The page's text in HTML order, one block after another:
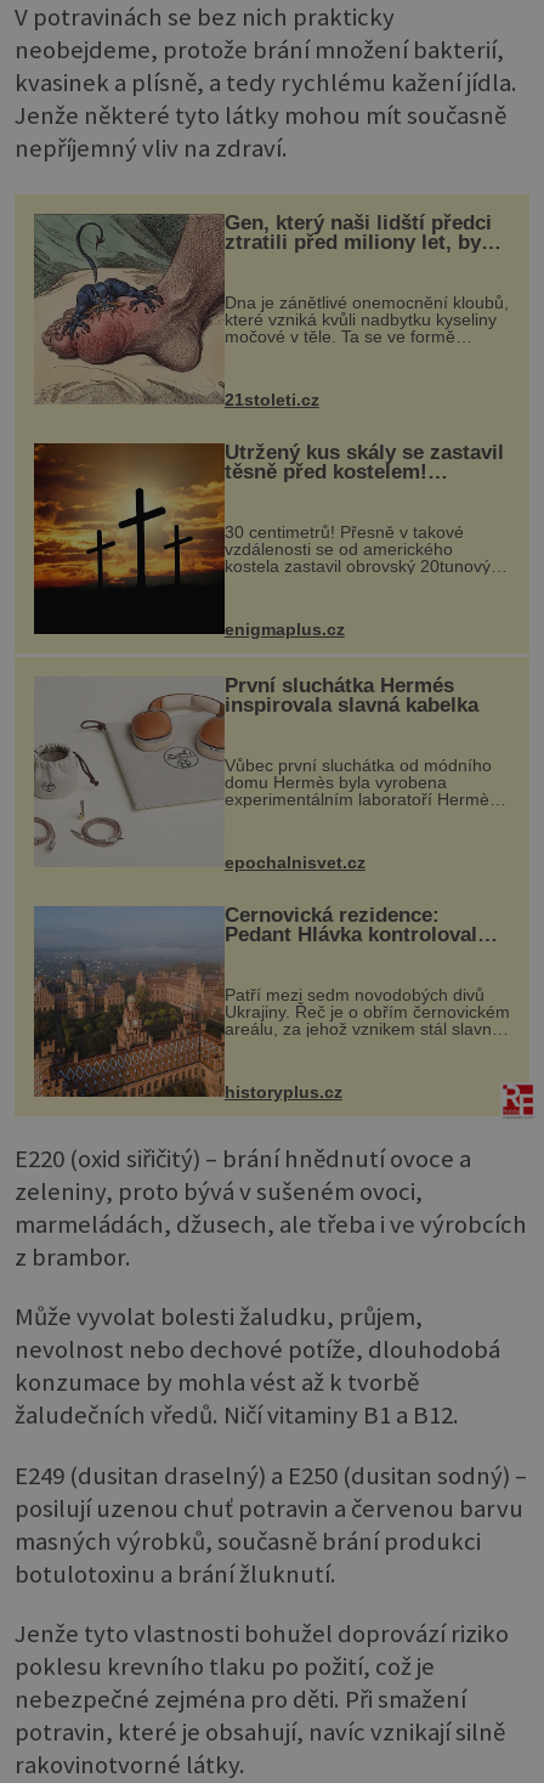
V potravinách se bez nich prakticky
neobejdeme, protože brání množení bakterií,
kvasinek a plísně, a tedy rychlému kažení jídla.
Jenže některé tyto látky mohou mít současně
nepříjemný vliv na zdraví.
Gen, který naši lidští předci
ztratili před miliony let, by
mohl pomoci s léčbou
„nemoci králů“
Dna je zánětlivé onemocnění kloubů,
které vzniká kvůli nadbytku kyseliny
močové v těle. Ta se ve formě
nohou, a způsobuje bole...
21stoleti.cz
Utržený kus skály se zastavil
těsně před kostelem!
Ochránila ho boží síla?
30 centimetrů! Přesně v takové
vzdálenosti se od amerického
kostela zastavil obrovský 20tunový
...
enigmaplus.cz
První sluchátka Hermés
inspirovala slavná kabelka
Vůbec první sluchátka od módního
domu Hermès byla vyrobena
experimentálním laboratoří Hermès
kovový...
epochalnisvet.cz
Černovická rezidence:
Pedant Hlávka kontroloval
Patří mezi sedm novodobých divů
Ukrajiny. Řeč je o obřím černovickém
areálu, za jehož vznikem stál slavný
český architekt Josef Hlávka. Ten si
na něm dal mimořádně záležet. Jeho
historyplus.cz
E220 (oxid siřičitý) – brání hnědnutí ovoce a
zeleniny, proto bývá v sušeném ovoci,
marmeládách, džusech, ale třeba i ve výrobcích
z brambor.
Může vyvolat bolesti žaludku, průjem,
nevolnost nebo dechové potíže, dlouhodobá
konzumace by mohla vést až k tvorbě
žaludečních vředů. Ničí vitaminy B1 a B12.
E249 (dusitan draselný) a E250 (dusitan sodný) –
posilují uzenou chuť potravin a červenou barvu
masných výrobků, současně brání produkci
botulotoxinu a brání žluknutí.
Jenže tyto vlastnosti bohužel doprovází riziko
poklesu krevního tlaku po požití, což je
nebezpečné zejména pro děti. Při smažení
potravin, které je obsahují, navíc vznikají silně
rakovinotvorné látky.